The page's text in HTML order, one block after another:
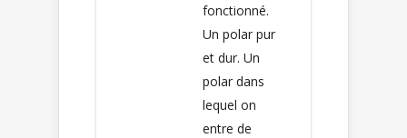
fonctionné.
Un polar pur
et dur. Un
polar dans
lequel on
entre de